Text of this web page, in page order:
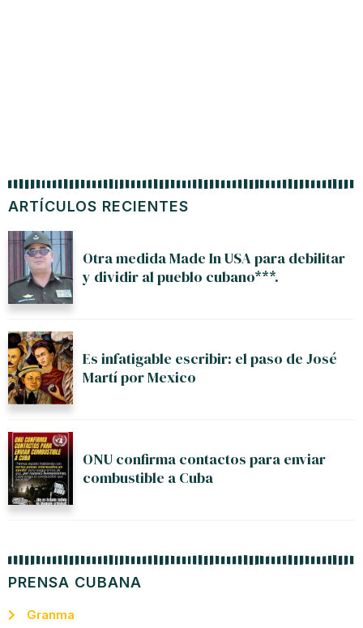
ARTÍCULOS RECIENTES
Otra medida Made In USA para debilitar
y dividir al pueblo cubano***.
Es infatigable escribir: el paso de José
Martí por Mexico
ONU confirma contactos para enviar
combustible a Cuba
PRENSA CUBANA
Granma